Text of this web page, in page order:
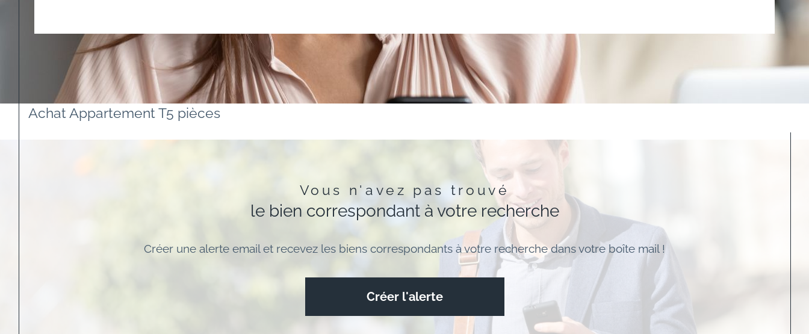
Achat Appartement T5 pièces
Vous n'avez pas trouvé
le bien correspondant à votre recherche
Créer une alerte email et recevez les biens correspondants à votre recherche dans votre boîte mail !
Créer l'alerte